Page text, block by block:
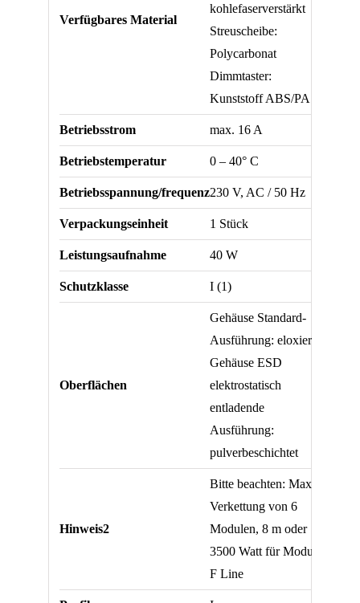
Verfügbares Material
kohlefaserverstärkt
Streuscheibe:
Polycarbonat
Dimmtaster:
Kunststoff ABS/PA
Betriebsstrom max. 16 A
Betriebstemperatur 0 – 40° C
Betriebsspannung/frequenz230 V, AC / 50 Hz
Verpackungseinheit 1 Stück
Leistungsaufnahme 40 W
Schutzklasse I (1)
Oberflächen
Gehäuse Standard-
Ausführung: eloxiert
Gehäuse ESD
elektrostatisch
entladende
Ausführung:
pulverbeschichtet
Hinweis2
Bitte beachten: Max.
Verkettung von 6
Modulen, 8 m oder
3500 Watt für Modul
F Line